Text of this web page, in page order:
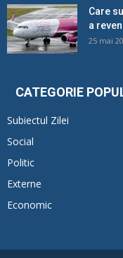
Care
a
25 mai
CATEGORIE
Subiectul Zilei
Social
Politic
Externe
Economic